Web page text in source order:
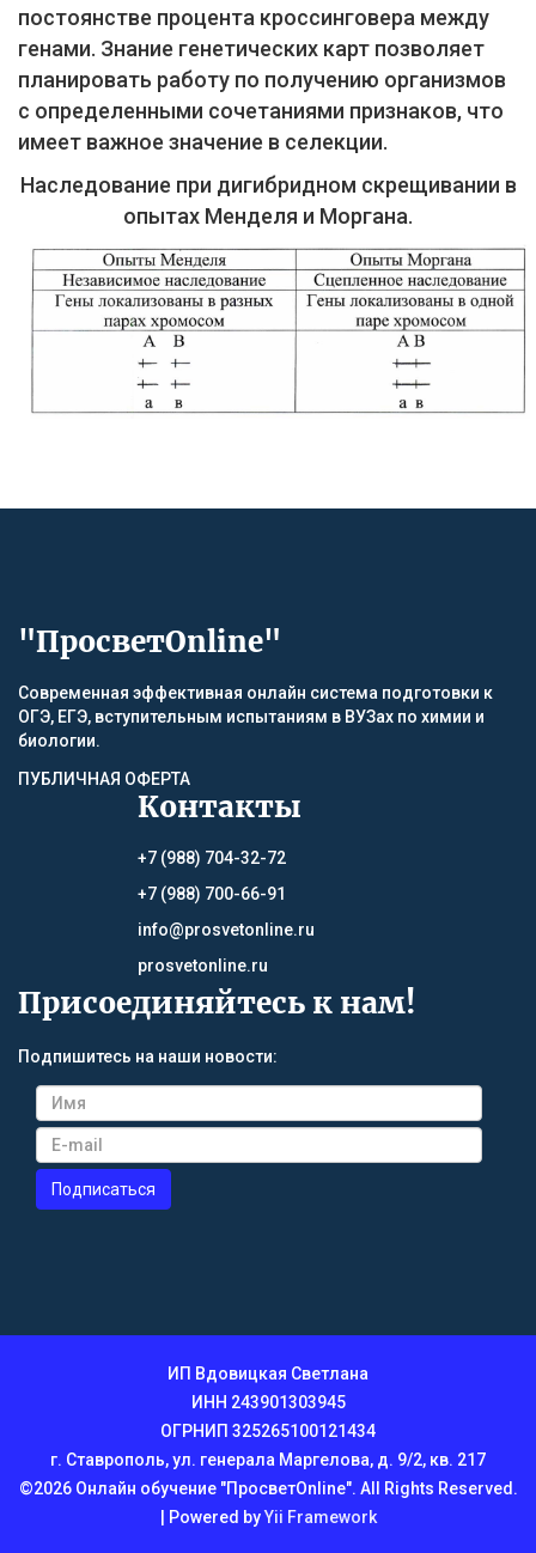
постоянстве процента кроссинговера между
генами. Знание генетических карт позволяет
планировать работу по получению организмов
с определенными сочетаниями признаков, что
имеет важное значение в селекции.
Наследование при дигибридном скрещивании в
опытах Менделя и Моргана.
"ПросветOnline"
Современная эффективная онлайн система подготовки к
ОГЭ, ЕГЭ, вступительным испытаниям в ВУЗах по химии и
биологии.
ПУБЛИЧНАЯ ОФЕРТА
Контакты
+7 (988) 704-32-72
+7 (988) 700-66-91
info@prosvetonline.ru
prosvetonline.ru
Присоединяйтесь к нам!
Подпишитесь на наши новости:
ИП Вдовицкая Светлана
ИНН 243901303945
ОГРНИП 325265100121434
г. Ставрополь, ул. генерала Маргелова, д. 9/2, кв. 217
©2026 Онлайн обучение "ПросветOnline". All Rights Reserved.
| Powered byYii Framework